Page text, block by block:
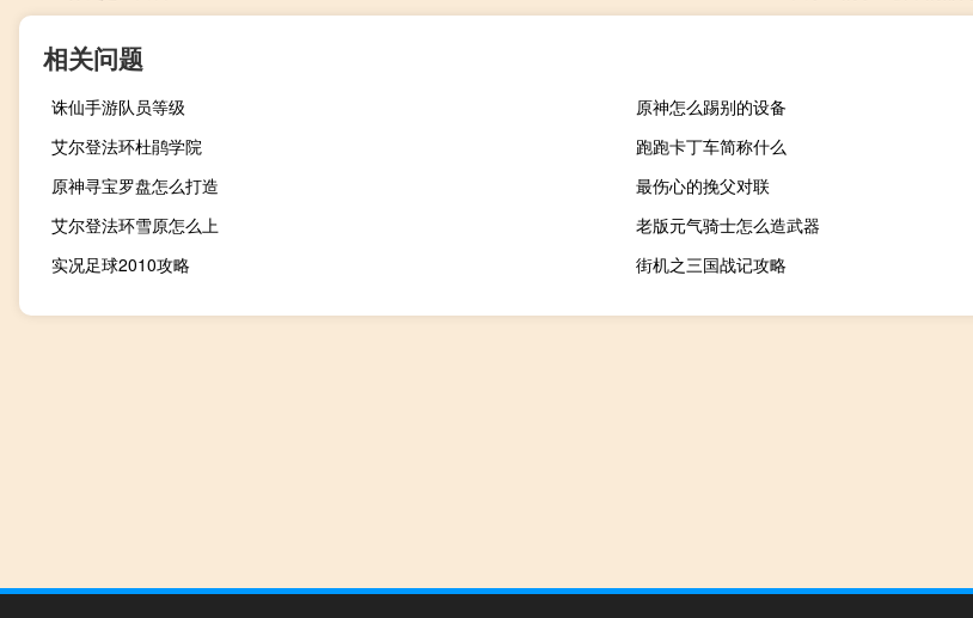
相关问题
诛仙手游队员等级
原神怎么踢别的设备
艾尔登法环杜鹃学院
跑跑卡丁车简称什么
原神寻宝罗盘怎么打造
最伤心的挽父对联
艾尔登法环雪原怎么上
老版元气骑士怎么造武器
实况足球2010攻略
街机之三国战记攻略